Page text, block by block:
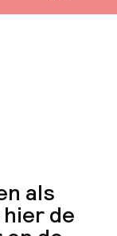
als
de